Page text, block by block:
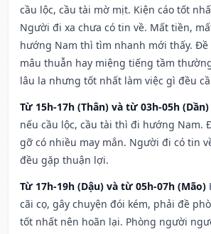
cầu lộc, cầu tài mờ mịt. Kiện cáo tốt
Người đi xa chưa có tin về. Mất tiền,
hướng Nam thì tìm nhanh mới thấy.
mâu thuẫn hay miệng tiếng tầm
lâu la nhưng tốt nhất làm việc gì đều
Từ 15h-17h (Thân) và từ 03h-05h (Dần)
nếu cầu lộc, cầu tài thì đi hướng Nam.
gỡ có nhiều may mắn. Người đi có tin
đều gặp thuận lợi.
Từ 17h-19h (Dậu) và từ 05h-07h (Mão)
cãi cọ, gây chuyện đói kém, phải đề
tốt nhất nên hoãn lại. Phòng người